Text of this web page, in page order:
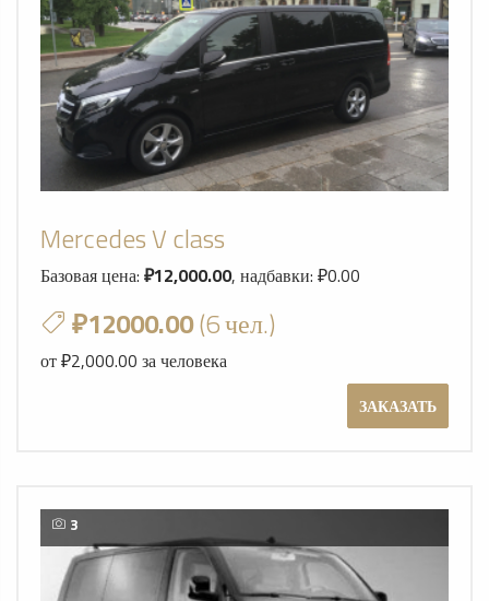
Mercedes V class
Базовая цена: ₽12,000.00, надбавки: ₽0.00
₽12000.00(6 чел.)
от ₽2,000.00 за человека
ЗАКАЗАТЬ
3